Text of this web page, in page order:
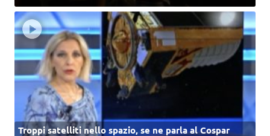
Troppi satelliti nello spazio, se ne parla al Cospar